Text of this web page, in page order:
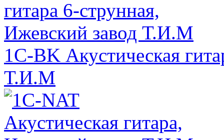
1C-BK Акустическая
Т.И.М